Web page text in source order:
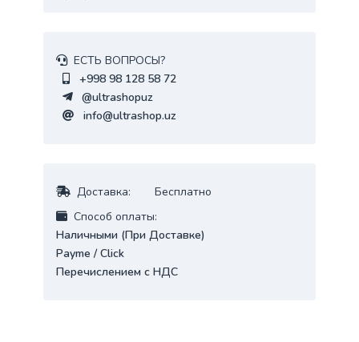
ЕСТЬ ВОПРОСЫ?
+998 98 128 58 72
@ultrashopuz
info@ultrashop.uz
Доставка:
Бесплатно
Cпособ оплаты:
Наличными (При Доставке)
Payme / Click
Перечислением с НДС